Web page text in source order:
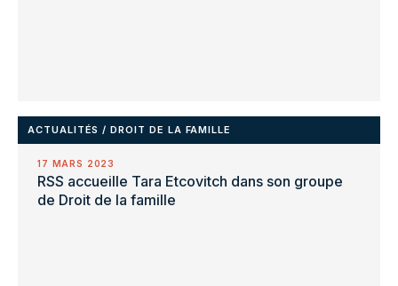
ACTUALITÉS /DROIT DE LA FAMILLE
17 MARS 2023
RSS accueille Tara Etcovitch dans son groupe
de Droit de la famille